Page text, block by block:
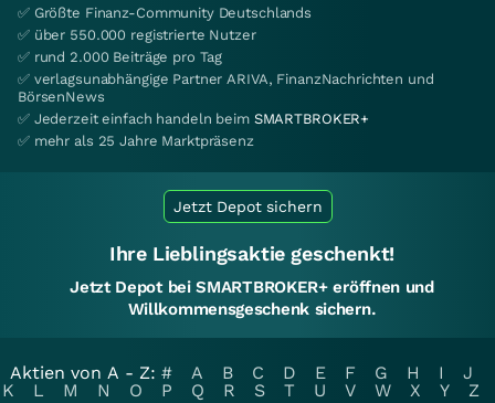
✅ Größte Finanz-Community Deutschlands
✅ über 550.000 registrierte Nutzer
✅ rund 2.000 Beiträge pro Tag
✅ verlagsunabhängige Partner ARIVA, FinanzNachrichten und
BörsenNews
✅ Jederzeit einfach handeln beim SMARTBROKER+
✅ mehr als 25 Jahre Marktpräsenz
Jetzt Depot sichern
Ihre Lieblingsaktie geschenkt!
Jetzt Depot bei SMARTBROKER+ eröffnen und
Willkommensgeschenk sichern.
Aktien von A - Z: # A B C D E F G H I
J
K
L M N O P Q R S T U V W X Y
Z